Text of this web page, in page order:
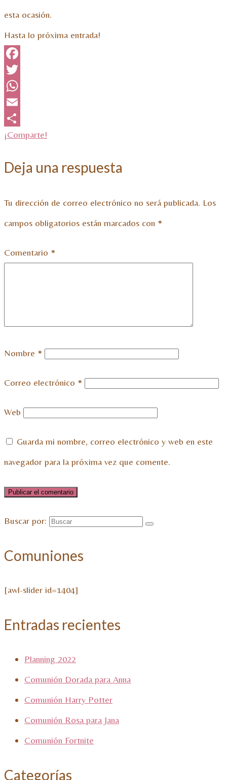
esta ocasión.
Hasta lo próxima entrada!
Facebook
Twitter
WhatsApp
Email
¡Comparte!
Deja una respuesta
Tu dirección de correo electrónico no será publicada. Los
campos obligatorios están marcados con *
Comentario *
Nombre *
Correo electrónico *
Web
Guarda mi nombre, correo electrónico y web en este
navegador para la próxima vez que comente.
Buscar por:
Comuniones
[awl-slider id=1404]
Entradas recientes
Planning 2022
Comunión Dorada para Anna
Comunión Harry Potter
Comunión Rosa para Jana
Comunión Fortnite
Categorías